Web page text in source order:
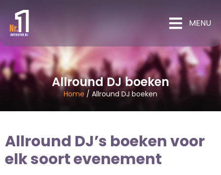
MENU
Home / Allround DJ boeken
Allround DJ boeken
Allround DJ’s boeken voor
elk soort evenement